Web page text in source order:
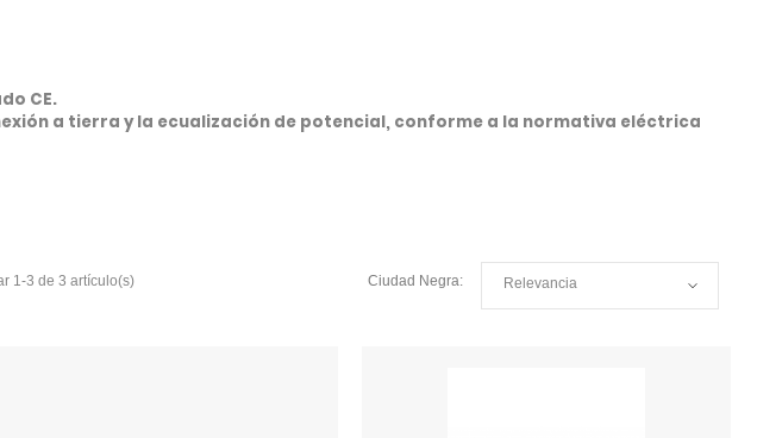
CE.
a tierra y la ecualización de potencial, conforme a la normativa eléctrica